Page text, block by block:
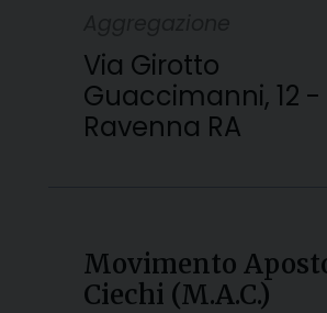
Via Girotto
Guaccimanni, 12 -
Ravenna RA
Movimento
Ciechi (M.A.C.)